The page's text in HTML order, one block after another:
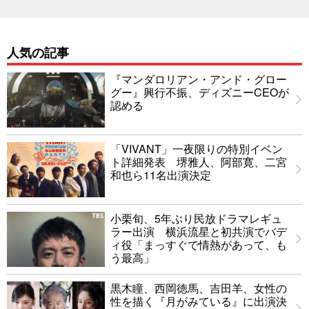
人気の記事
『マンダロリアン・アンド・グロー
グー』興行不振、ディズニーCEOが
認める
「VIVANT」一夜限りの特別イベン
ト詳細発表 堺雅人、阿部寛、二宮
和也ら11名出演決定
小栗旬、5年ぶり民放ドラマレギュ
ラー出演 横浜流星と初共演でバデ
ィ役「まっすぐで情熱があって、も
う最高」
黒木瞳、西岡徳馬、吉田羊、女性の
性を描く『月がみている』に出演決